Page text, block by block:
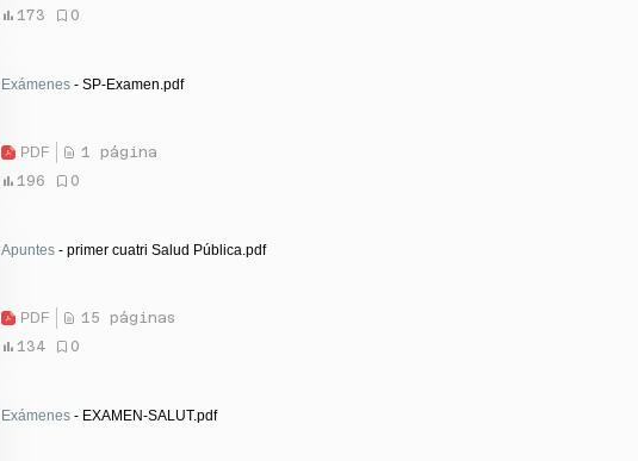
173
0
Exámenes - SP-Examen.pdf
PDF
1 página
196
0
Apuntes - primer cuatri Salud Pública.pdf
PDF
15 páginas
134
0
Exámenes - EXAMEN-SALUT.pdf